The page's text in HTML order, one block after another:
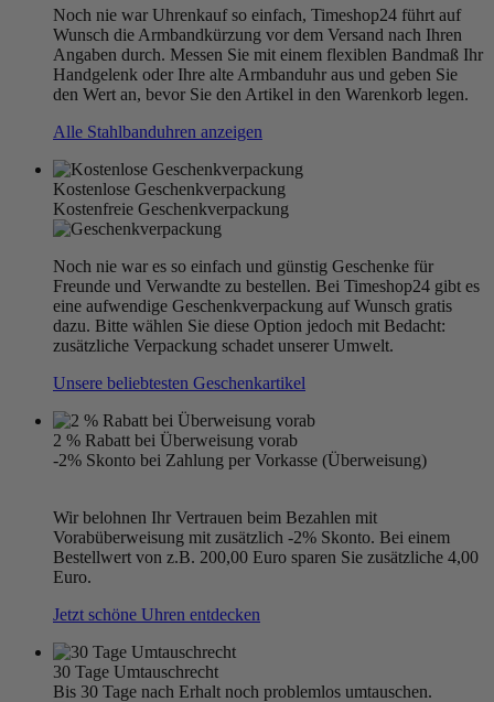
Noch nie war Uhrenkauf so einfach, Timeshop24 führt auf
Wunsch die Armbandkürzung vor dem Versand nach Ihren
Angaben durch. Messen Sie mit einem flexiblen Bandmaß Ihr
Handgelenk oder Ihre alte Armbanduhr aus und geben Sie
den Wert an, bevor Sie den Artikel in den Warenkorb legen.
Alle Stahlbanduhren anzeigen
Kostenlose Geschenkverpackung
Kostenfreie Geschenkverpackung
Noch nie war es so einfach und günstig Geschenke für
Freunde und Verwandte zu bestellen. Bei Timeshop24 gibt es
eine aufwendige Geschenkverpackung auf Wunsch gratis
dazu. Bitte wählen Sie diese Option jedoch mit Bedacht:
zusätzliche Verpackung schadet unserer Umwelt.
Unsere beliebtesten Geschenkartikel
2 % Rabatt bei Überweisung vorab
-2% Skonto bei Zahlung per Vorkasse (Überweisung)
Wir belohnen Ihr Vertrauen beim Bezahlen mit
Vorabüberweisung mit zusätzlich -2% Skonto. Bei einem
Bestellwert von z.B. 200,00 Euro sparen Sie zusätzliche 4,00
Euro.
Jetzt schöne Uhren entdecken
30 Tage Umtauschrecht
Bis 30 Tage nach Erhalt noch problemlos umtauschen.